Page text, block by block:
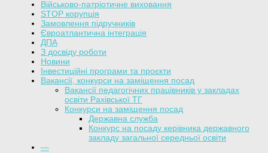
Військово-патріотичне виховання
STOP корупція
Замовлення підручників
Євроатлантична інтеграція
ДПА
З досвіду роботи
Новини
Інвестиційні програми та проєкти
Вакансії, конкурси на заміщення посад
Вакансії педагогічних працівників у закладах
освіти Рахівської ТГ
Конкурси на заміщення посад
Державна служба
Конкурс на посаду керівника державного
закладу загальної середньої освіти
—